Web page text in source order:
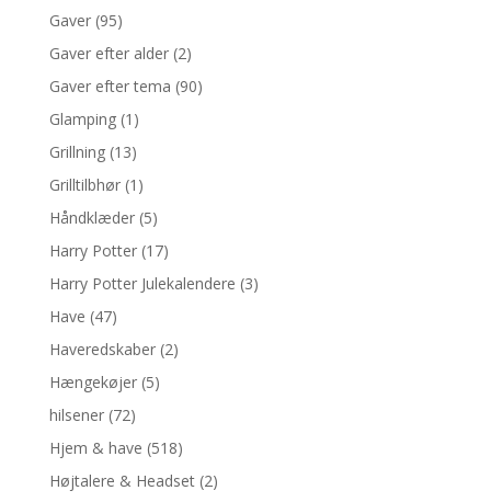
Gaver (95)
Gaver efter alder (2)
Gaver efter tema (90)
Glamping (1)
Grillning (13)
Grilltilbhør (1)
Håndklæder (5)
Harry Potter (17)
Harry Potter Julekalendere (3)
Have (47)
Haveredskaber (2)
Hængekøjer (5)
hilsener (72)
Hjem & have (518)
Højtalere & Headset (2)